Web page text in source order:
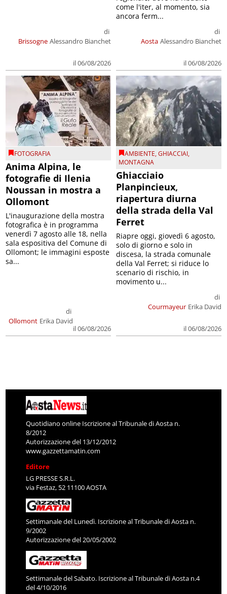
Brissogne
di
Alessandro Bianchet
il 06/08/2026
Aosta
di
Alessandro Bianchet
il 06/08/2026
come l'iter, al momento, sia
ancora ferm...
FOTOGRAFIA
Anima Alpina, le
fotografie di Ilenia
Noussan in mostra a
Ollomont
Ollomont
di
Erika David
il 06/08/2026
L'inaugurazione della mostra
fotografica è in programma
venerdì 7 agosto alle 18, nella
sala espositiva del Comune di
Ollomont; le immagini esposte
sa...
AMBIENTE,GHIACCIAI,
MONTAGNA
Ghiacciaio
Planpincieux,
riapertura diurna
della strada della Val
Ferret
Courmayeur
di
Erika David
il 06/08/2026
Riapre oggi, giovedì 6 agosto,
solo di giorno e solo in
discesa, la strada comunale
della Val Ferret; si riduce lo
scenario di rischio, in
movimento u...
Quotidiano online Iscrizione al Tribunale di Aosta n.
8/2012
Autorizzazione del 13/12/2012
www.gazzettamatin.com
Editore
LG PRESSE S.R.L.
via Festaz, 52 11100 AOSTA
Settimanale del Lunedì. Iscrizione al Tribunale di Aosta n.
9/2002
Autorizzazione del 20/05/2002
Settimanale del Sabato. Iscrizione al Tribunale di Aosta n.4
del 4/10/2016